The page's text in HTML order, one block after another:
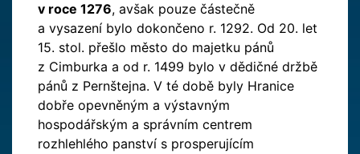
v roce 1276, avšak pouze částečně
a vysazení bylo dokončeno r. 1292. Od 20. let
15. stol. přešlo město do majetku pánů
z Cimburka a od r. 1499 bylo v dědičné držbě
pánů z Pernštejna. V té době byly Hranice
dobře opevněným a výstavným
hospodářským a správním centrem
rozhlehlého panství s prosperujícím